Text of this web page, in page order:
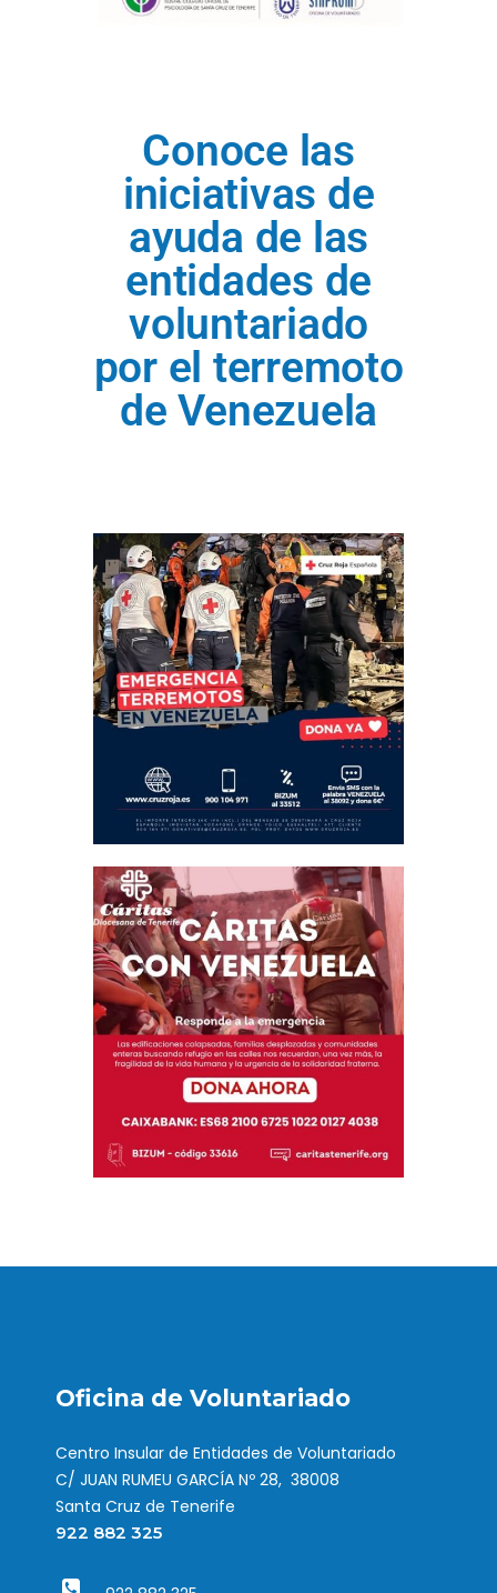
Conoce las
iniciativas de
ayuda de las
entidades de
voluntariado
por el terremoto
de Venezuela
Oficina de Voluntariado
Centro Insular de Entidades de Voluntariado
C/ JUAN RUMEU GARCÍA Nº 28, 38008
Santa Cruz de Tenerife
922 882 325